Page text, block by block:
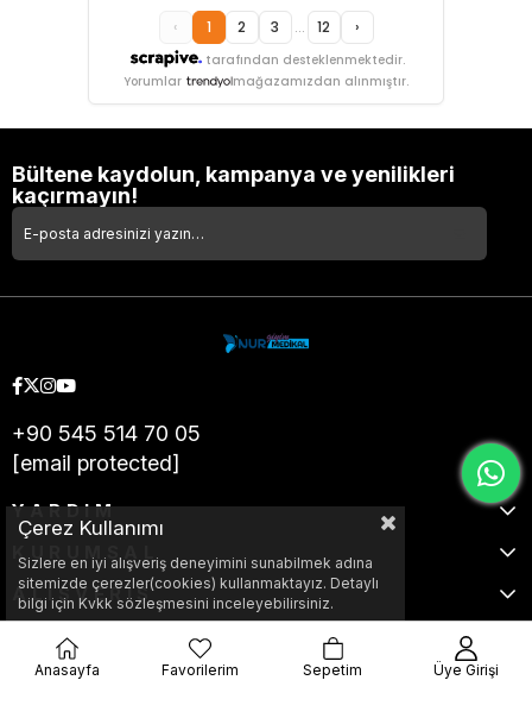
tarafından desteklenmektedir.
‹ 1 2 3 ... 12 ›
Yorumlar mağazamızdan alınmıştır.
Bültene kaydolun, kampanya ve yenilikleri
kaçırmayın!
+90 545 514 70 05
[email protected]
YARDIM
ALIŞVERİŞ
Çerez Kullanımı
Sizlere en iyi alışveriş deneyimini sunabilmek adına
sitemizde çerezler(cookies) kullanmaktayız. Detaylı
bilgi için Kvkk sözleşmesini inceleyebilirsiniz.
Anasayfa Favorilerim Sepetim Üye Girişi